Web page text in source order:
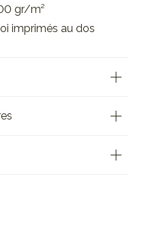
gr/m²
imprimés au dos